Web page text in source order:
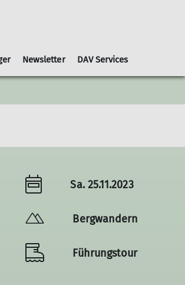
Gruppen Nachrichtenblätter
Newsletter DAV Services
Sa. 25.11.2023
Bergwandern
Führungstour